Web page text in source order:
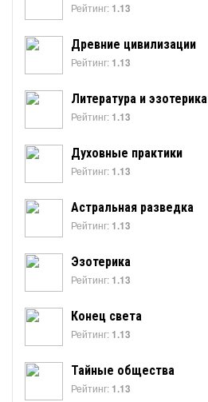
Рейтинг: 1.13
Древние цивилизации
Рейтинг: 1.13
Литература и эзотерика
Рейтинг: 1.13
Духовные практики
Рейтинг: 1.13
Астральная разведка
Рейтинг: 1.13
Эзотерика
Рейтинг: 1.13
Конец света
Рейтинг: 1.13
Тайные общества
Рейтинг: 1.13